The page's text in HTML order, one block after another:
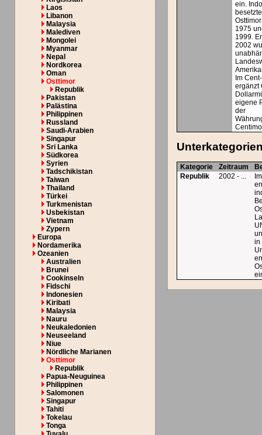
Laos
Libanon
Malaysia
Malediven
Mongolei
Myanmar
Nepal
Nordkorea
Oman
Osttimor
Republik
Pakistan
Palästina
Philippinen
Russland
Saudi-Arabien
Singapur
Sri Lanka
Südkorea
Syrien
Tadschikistan
Taiwan
Thailand
Türkei
Turkmenistan
Usbekistan
Vietnam
Zypern
Europa
Nordamerika
Ozeanien
Australien
Brunei
Cookinseln
Fidschi
Indonesien
Kiribati
Malaysia
Nauru
Neukaledonien
Neuseeland
Niue
Nördliche Marianen
Osttimor
Republik
Papua-Neuguinea
Philippinen
Salomonen
Singapur
Tahiti
Tokelau
Tonga
ein.
1975
1999.
2002
Im
ergänzt
eigene
der
Kategorie Zeitraum
Republik
2002 - ...
in